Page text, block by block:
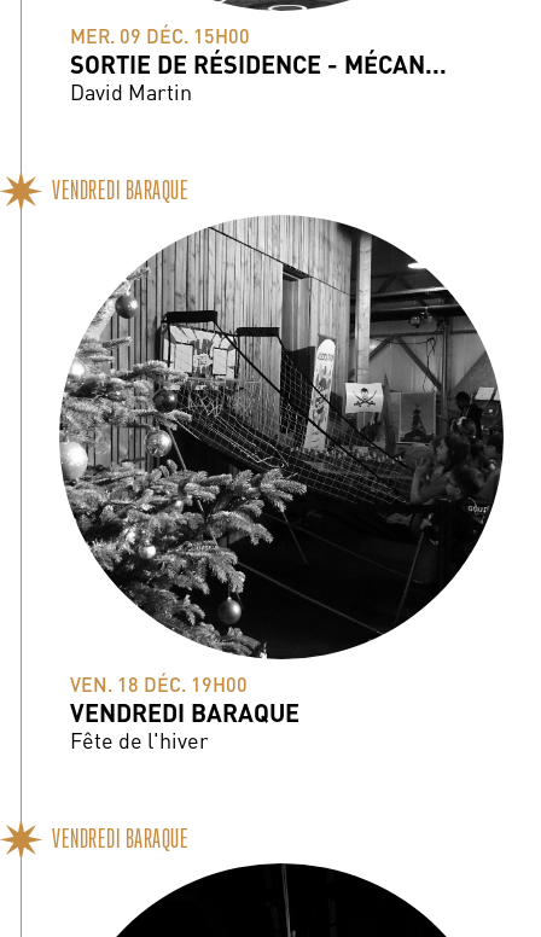
MER. 09 DÉC. 15H00
SORTIE DE RÉSIDENCE - MÉCAN...
David Martin
VENDREDI BARAQUE
VEN. 18 DÉC. 19H00
VENDREDI BARAQUE
Fête de l'hiver
VENDREDI BARAQUE